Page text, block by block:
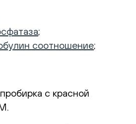
;
соотношение;
с красной